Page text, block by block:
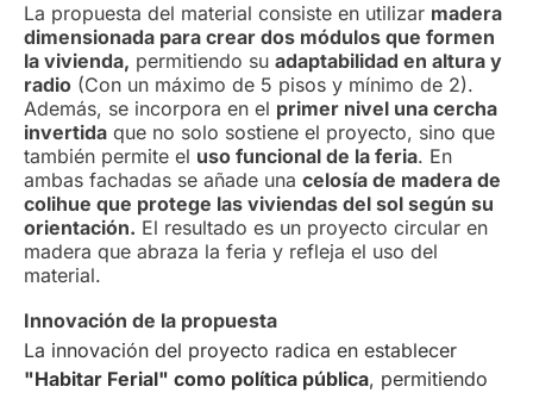
La propuesta del material consiste en utilizar madera
dimensionada para crear dos módulos que formen
la vivienda, permitiendo su adaptabilidad en altura y
radio (Con un máximo de 5 pisos y mínimo de 2).
Además, se incorpora en el primer nivel una cercha
invertida que no solo sostiene el proyecto, sino que
también permite el uso funcional de la feria. En
ambas fachadas se añade una celosía de madera de
colihue que protege las viviendas del sol según su
orientación. El resultado es un proyecto circular en
madera que abraza la feria y refleja el uso del
material.
Innovación de la propuesta
La innovación del proyecto radica en establecer
"Habitar Ferial" como política pública, permitiendo